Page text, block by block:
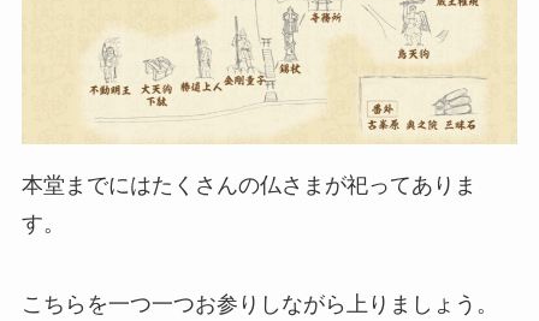
本堂までにはたくさんの仏さまが祀ってありま
す。
こちらを一つ一つお参りしながら上りましょう。